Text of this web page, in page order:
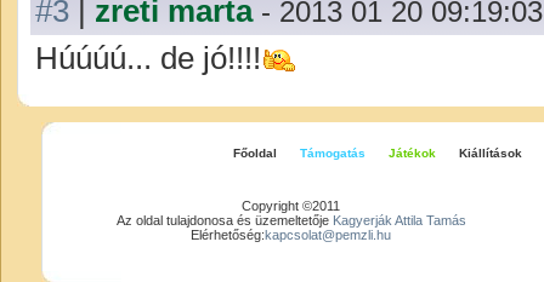
#3 | zreti marta - 2013 01 20 09:19:03
Húúúú... de jó!!!!
Főoldal Támogatás Játékok Kiállítások
Copyright ©2011
Az oldal tulajdonosa és üzemeltetője Kagyerják Attila Tamás
Elérhetőség:kapcsolat@pemzli.hu